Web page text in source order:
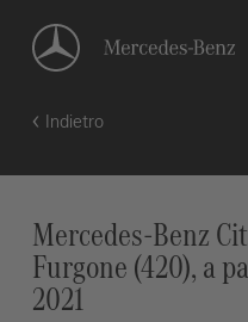
Indietro
Mercedes-Benz
Furgone (420), a
2021